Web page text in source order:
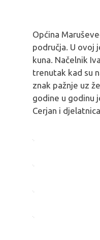
Općina
područja. U ovoj
kuna. Načelnik
trenutak kad su
znak pažnje uz
godine u godinu
Cerjan i